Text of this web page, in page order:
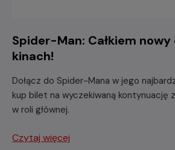
Spider-Man: Całkiem
kinach!
Dołącz do Spider-Mana w jego
kup bilet na wyczekiwaną kontynuację
w roli głównej.
Czytaj więcej